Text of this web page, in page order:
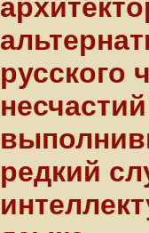
русского
редкий